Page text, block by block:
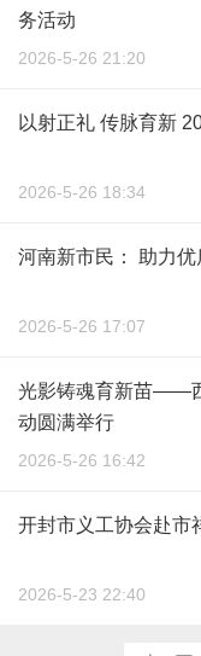
务活动
2026-5-26 21:20
以射正礼 传脉育新
2026-5-26 18:34
河南新市民： 助力
2026-5-26 17:07
光影铸魂育新苗——
动圆满举行
2026-5-26 16:42
开封市义工协会赴市
2026-5-23 22:40